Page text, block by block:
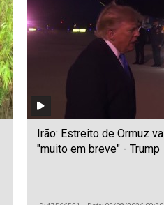
Irão: Estreito de Ormuz
"muito em breve" - Trump